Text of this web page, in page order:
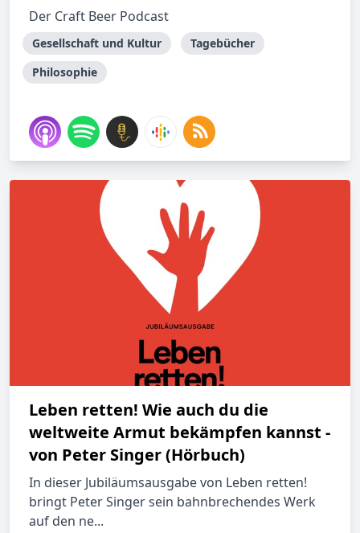
Der Craft Beer Podcast
Gesellschaft und Kultur
Tagebücher
Philosophie
Leben retten! Wie auch du die
weltweite Armut bekämpfen kannst -
von Peter Singer (Hörbuch)
In dieser Jubiläumsausgabe von Leben retten!
bringt Peter Singer sein bahnbrechendes Werk
auf den ne...